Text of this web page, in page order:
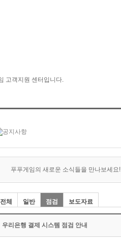
푸푸게임의 새로운 소식들을 만나보세요!
전체 일반 점검 보도자료
우리은행 결제 시스템 점검 안내